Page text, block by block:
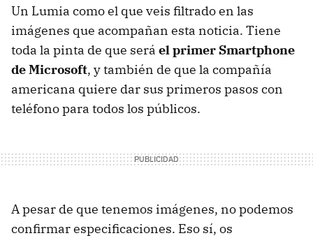
Un Lumia como el que veis filtrado en las
imágenes que acompañan esta noticia. Tiene
toda la pinta de que será el primer Smartphone
de Microsoft, y también de que la compañía
americana quiere dar sus primeros pasos con
teléfono para todos los públicos.
A pesar de que tenemos imágenes, no podemos
confirmar especificaciones. Eso sí, os